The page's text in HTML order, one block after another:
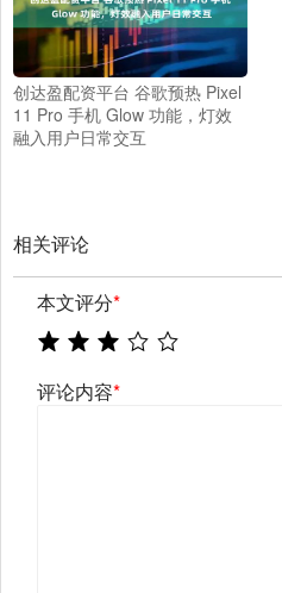
创达盈配资平台 谷歌预热 Pixel
11 Pro 手机 Glow 功能，灯效
融入用户日常交互
相关评论
本文评分*
评论内容*